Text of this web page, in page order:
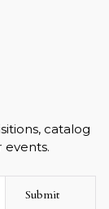
catalog
events.
Submit